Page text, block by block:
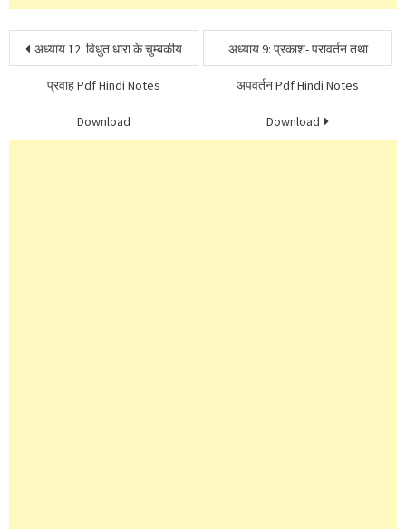
Post
navigation
अध्याय 12: विधुत धारा के चुम्बकीय
प्रवाह Pdf Hindi Notes
Download
अध्याय 9: प्रकाश- परावर्तन तथा
अपवर्तन Pdf Hindi Notes
Download